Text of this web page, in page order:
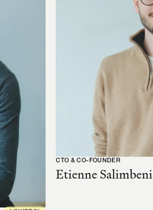
CTO & CO-FOUNDER
Etienne Salimbeni